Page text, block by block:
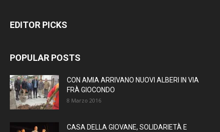
EDITOR PICKS
POPULAR POSTS
CON AMIA ARRIVANO NUOVI ALBERI IN VIA
FRÀ GIOCONDO
8 Marzo 2016
CASA DELLA GIOVANE, SOLIDARIETÀ E